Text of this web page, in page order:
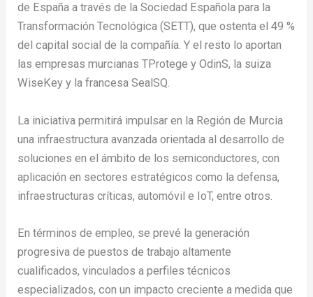
de España a través de la Sociedad Española para la
Transformación Tecnológica (SETT), que ostenta el 49 %
del capital social de la compañía. Y el resto lo aportan
las empresas murcianas TProtege y OdinS, la suiza
WiseKey y la francesa SealSQ.
La iniciativa permitirá impulsar en la Región de Murcia
una infraestructura avanzada orientada al desarrollo de
soluciones en el ámbito de los semiconductores, con
aplicación en sectores estratégicos como la defensa,
infraestructuras críticas, automóvil e IoT, entre otros.
En términos de empleo, se prevé la generación
progresiva de puestos de trabajo altamente
cualificados, vinculados a perfiles técnicos
especializados, con un impacto creciente a medida que